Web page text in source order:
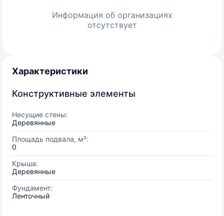
Информация об организациях
отсутствует
Характеристики
Конструктивные элементы
Несущие стены:
Деревянные
Площадь подвала, м²:
0
Крыша:
Деревянные
Фундамент:
Ленточный